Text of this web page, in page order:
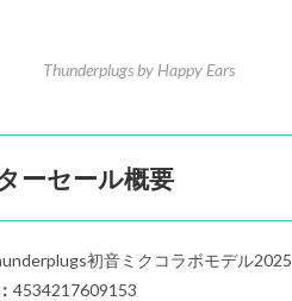
Thunderplugs by Happy Ears
ーセール概要
初音ミクコラボモデル2025
4534217609153